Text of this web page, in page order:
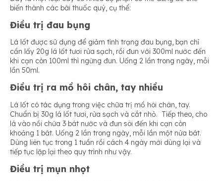
biến thành các bài thuốc quý, cụ thể:
Điều trị đau bụng
Lá lốt được sử dụng để giảm tình trạng đau bụng, bạn chỉ
cần lấy 20g lá lốt tươi rửa sạch, rồi đun với 300ml nước đến
khi cạn còn 100ml thì ngừng đun. Uống 2 lần trong ngày, mỗi
lần 50ml.
Điều trị ra mồ hôi chân, tay nhiều
Lá lốt có tác dụng trong việc chữa trị mồ hôi chân, tay.
Chuẩn bị 30g lá lốt tươi, rửa sạch và cắt nhỏ. Tiếp theo, cho
lá vào nồi chứa 3 bát nước và đun sôi đến khi cạn còn
khoảng 1 bát. Uống 2 lần trong ngày, mỗi lần một nửa bát.
Dùng liên tục trong 1 tuần rồi cách 4 ngày mới dùng lại và
tiếp tục lặp lại theo quy trình như vậy.
Điều trị mụn nhọt